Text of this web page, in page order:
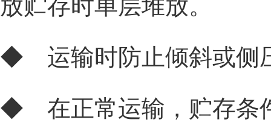
◆ 运输时防止倾斜或侧
◆ 在正常运输，贮存条